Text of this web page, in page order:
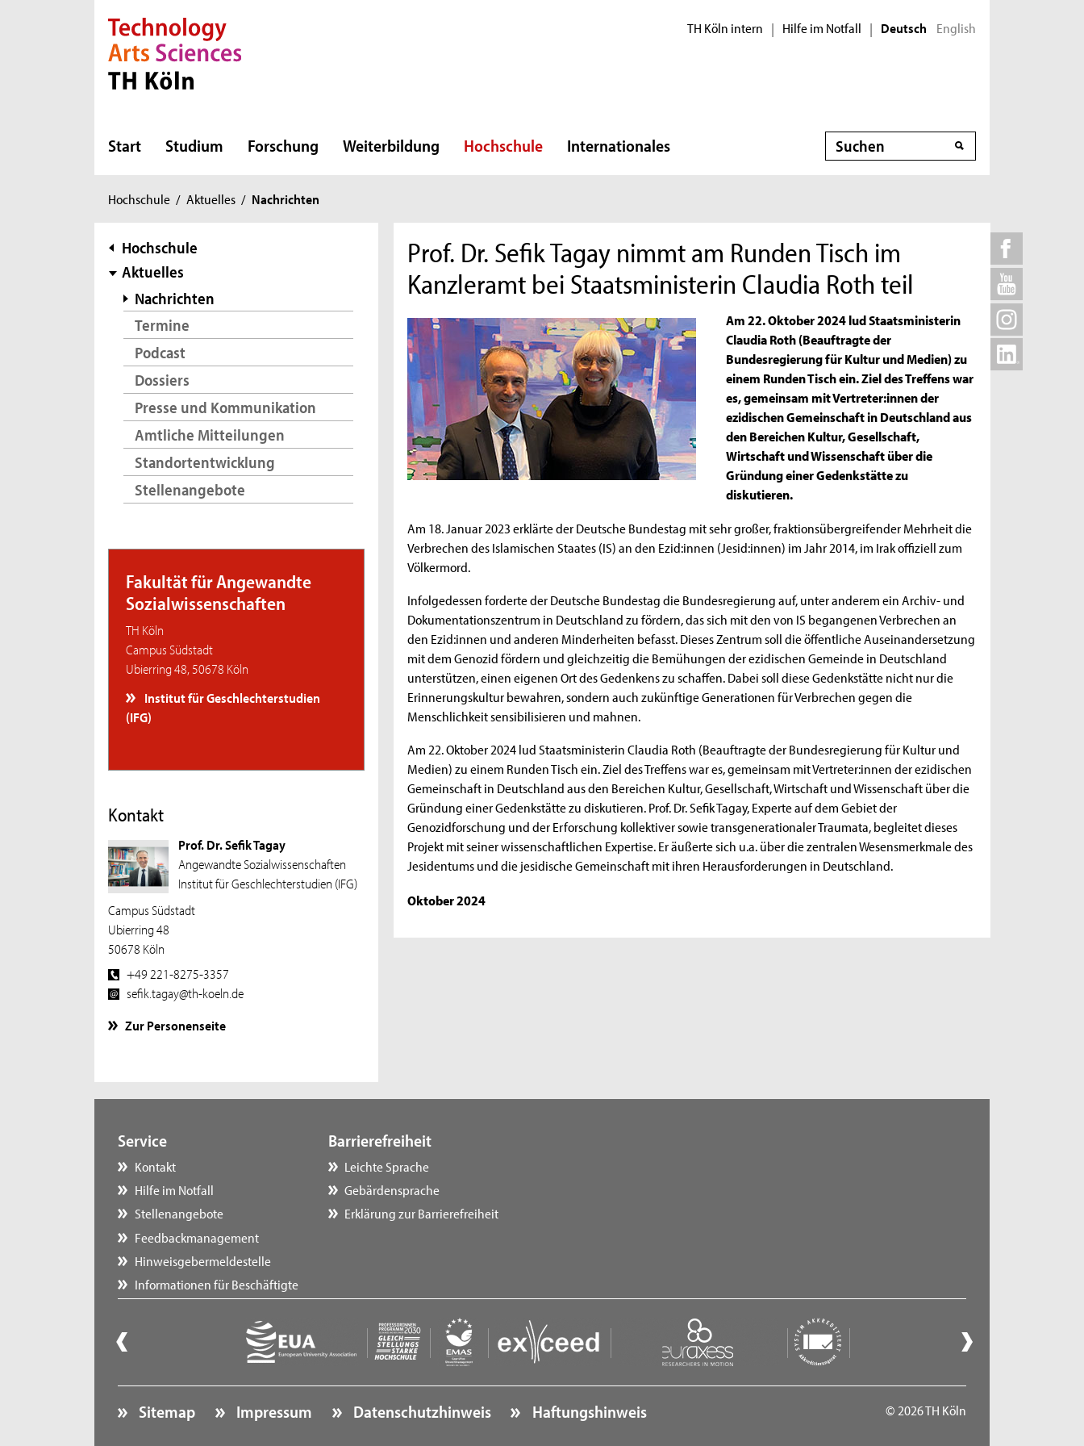
Direkt zur Hauptnavigation
Direkt zur Subnavigation
Direkt zum Inhalt
Direkt zum Fußbereich TH Köln intern | Hilfe im Notfall | Deutsch English
Start Studium Forschung Weiterbildung Hochschule Internationales Suche
Sie
hier:
Hochschule / Aktuelles / Nachrichten
Subnavigation
Hochschule
Aktuelles
Nachrichten
Termine
Podcast
Dossiers
Presse und Kommunikation
Amtliche Mitteilungen
Standortentwicklung
Stellenangebote
Fakultät für Angewandte
Sozialwissenschaften
TH Köln
Campus Südstadt
Ubierring 48, 50678 Köln
Institut für Geschlechterstudien
(IFG)
Kontakt
Prof. Dr. Sefik Tagay
Angewandte Sozialwissenschaften
Institut für Geschlechterstudien (IFG)
Campus Südstadt
Ubierring 48
50678 Köln
+49 221-8275-3357
sefik.tagay@th-koeln.de
Zur Personenseite
Prof. Dr. Sefik Tagay nimmt am Runden Tisch im
Kanzleramt bei Staatsministerin Claudia Roth teil
Am 22. Oktober 2024 lud Staatsministerin
Claudia Roth (Beauftragte der
Bundesregierung für Kultur und Medien) zu
einem Runden Tisch ein. Ziel des Treffens war
es, gemeinsam mit Vertreter:innen der
ezidischen Gemeinschaft in Deutschland aus
den Bereichen Kultur, Gesellschaft,
Wirtschaft und Wissenschaft über die
Gründung einer Gedenkstätte zu
diskutieren.
Am 18. Januar 2023 erklärte der Deutsche Bundestag mit sehr großer, fraktionsübergreifender Mehrheit die
Verbrechen des Islamischen Staates (IS) an den Ezid:innen (Jesid:innen) im Jahr 2014, im Irak offiziell zum
Völkermord.
Infolgedessen forderte der Deutsche Bundestag die Bundesregierung auf, unter anderem ein Archiv- und
Dokumentationszentrum in Deutschland zu fördern, das sich mit den von IS begangenen Verbrechen an
den Ezid:innen und anderen Minderheiten befasst. Dieses Zentrum soll die öffentliche Auseinandersetzung
mit dem Genozid fördern und gleichzeitig die Bemühungen der ezidischen Gemeinde in Deutschland
unterstützen, einen eigenen Ort des Gedenkens zu schaffen. Dabei soll diese Gedenkstätte nicht nur die
Erinnerungskultur bewahren, sondern auch zukünftige Generationen für Verbrechen gegen die
Menschlichkeit sensibilisieren und mahnen.
Am 22. Oktober 2024 lud Staatsministerin Claudia Roth (Beauftragte der Bundesregierung für Kultur und
Medien) zu einem Runden Tisch ein. Ziel des Treffens war es, gemeinsam mit Vertreter:innen der ezidischen
Gemeinschaft in Deutschland aus den Bereichen Kultur, Gesellschaft, Wirtschaft und Wissenschaft über die
Gründung einer Gedenkstätte zu diskutieren. Prof. Dr. Sefik Tagay, Experte auf dem Gebiet der
Genozidforschung und der Erforschung kollektiver sowie transgenerationaler Traumata, begleitet dieses
Projekt mit seiner wissenschaftlichen Expertise.Er äußerte sich u.a. über die zentralen Wesensmerkmale des
Jesidentums und die jesidische Gemeinschaft mit ihren Herausforderungen in Deutschland.
Oktober 2024
Service
Kontakt
Hilfe im Notfall
Stellenangebote
Feedbackmanagement
Hinweisgebermeldestelle
Informationen für Beschäftigte
Barrierefreiheit
Leichte Sprache
Gebärdensprache
Erklärung zur Barrierefreiheit
Sitemap Impressum Datenschutzhinweis Haftungshinweis © 2026 TH Köln